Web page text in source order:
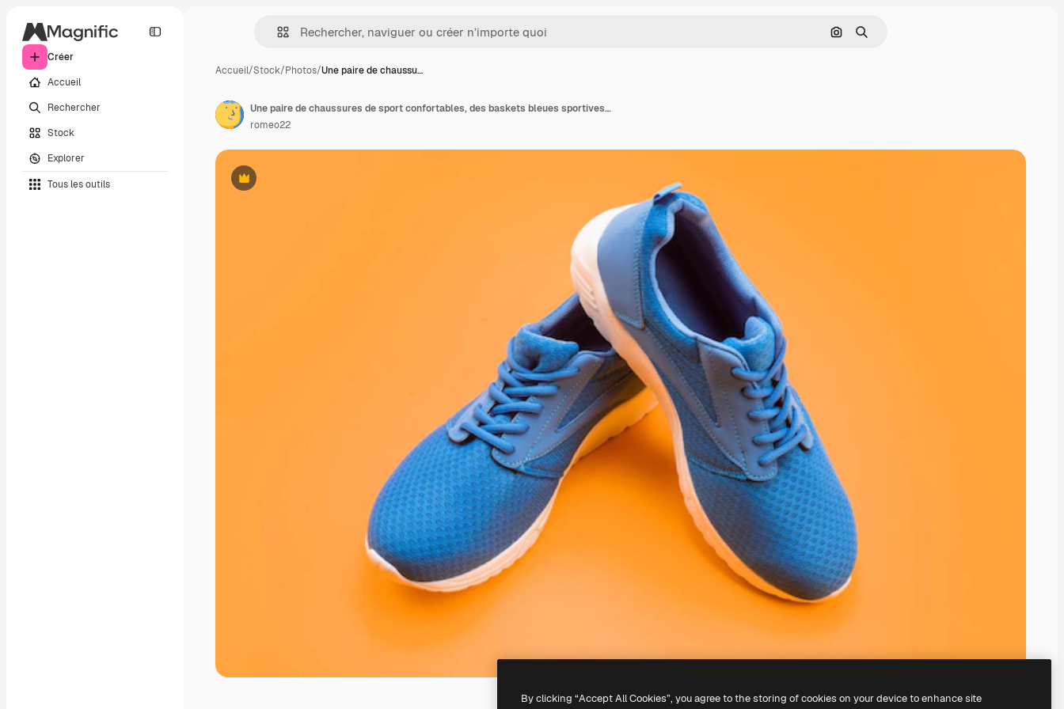
Créer
Accueil
Rechercher
Stock
Explorer
Tous les outils
Rechercher par image
Rechercher
Accueil/Stock/Photos/Une paire de chaussu…
Premium
Une paire de chaussures de sport confortables, des baskets bleues sportives, des chaussures sur fond jaune, un magasin de chaussure, un concept de boutique, des chausseaux pour l'entraînement, des vêtements de sport pour la course.
romeo22
By clicking “Accept All Cookies”, you agree to the storing of cookies on your device to enhance site